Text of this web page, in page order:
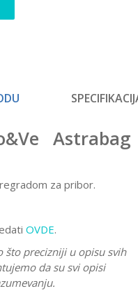
Astrabag
za pribor.
OVDE.
što precizniji u opisu svih
da su svi opisi